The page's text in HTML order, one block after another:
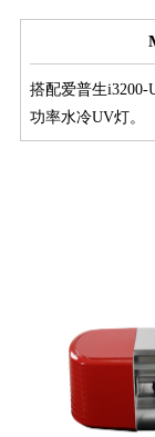
搭配爱普生i3200-
功率水冷UV灯。